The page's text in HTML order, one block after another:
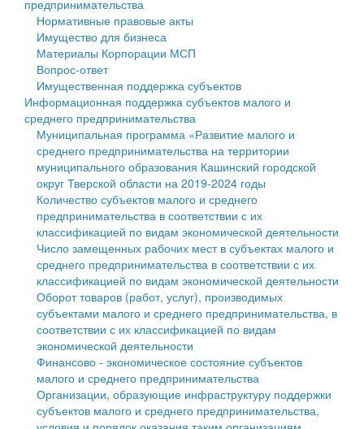
Государственные услуги
Промышленность и АПК
Экономика и бизнес
...
Символика
Устав
Гостям округа
Туризм
Культура
Образование
Здравоохранение
Социальная защита
Фотоальбом
муниципального округа Тверской области
Администрация Кашинского муниципального округа
Тверской области
Управление сельскими территориями
Открытые данные
Работа с обращениями граждан
Муниципальный контроль
Муниципальные услуги
Проекты административных регламентов
Антимонопольный комплаенс
Противодействие коррупции
Финансовое управление
Бюджет для граждан
Имущество
Выявление правообладателей ранее учтенных
объектов недвижимости
Имущественная поддержка субъектов малого и
среднего предпринимательства
Информационная поддержка субъектов малого и
среднего предпринимательства
Муниципальные программы
Контрольно-счетная палата
Персональные данные
Оценка регулирующего воздействия
предпринимательства
Нормативные правовые акты
Имущество для бизнеса
Материалы Корпорации МСП
Вопрос-ответ
Имущественная поддержка субъектов
Информационная поддержка субъектов малого и
среднего предпринимательства
Муниципальная программа «Развитие малого и
среднего предпринимательства на территории
муниципального образования Кашинский городской
округ Тверской области на 2019-2024 годы
Количество субъектов малого и среднего
предпринимательства в соответствии с их
классификацией по видам экономической деятельности
Число замещенных рабочих мест в субъектах малого и
среднего предпринимательства в соответствии с их
классификацией по видам экономической деятельности
Оборот товаров (работ, услуг), производимых
субъектами малого и среднего предпринимательства, в
соответствии с их классификацией по видам
экономической деятельности
Финансово - экономическое состояние субъектов
малого и среднего предпринимательства
Организации, образующие инфраструктуру поддержки
субъектов малого и среднего предпринимательства,